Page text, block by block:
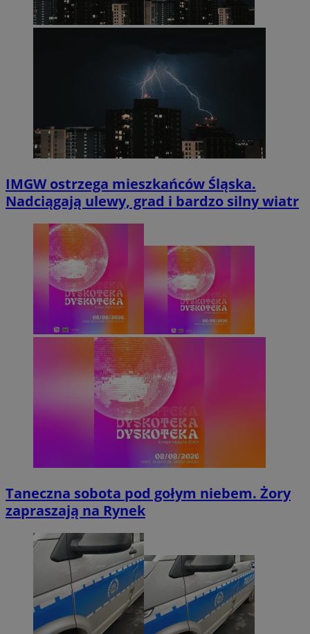
IMGW ostrzega mieszkańców Śląska.
Nadciągają ulewy, grad i bardzo silny wiatr
Taneczna sobota pod gołym niebem. Żory
zapraszają na Rynek